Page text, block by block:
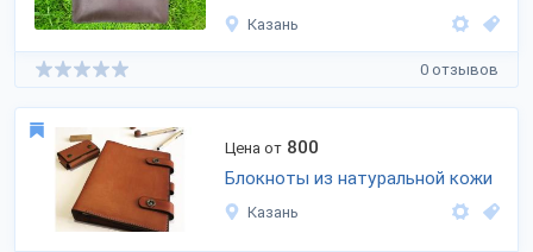
Казань
0 отзывов
Цена от 800
Блокноты из натуральной кожи
Казань